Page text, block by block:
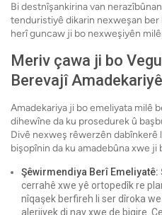
Bi destnîşankirina van
tenduristiyê dikarin nexweşan
herî guncaw ji bo nexweşiyên
Meriv çawa ji bo
Berevajî
Amadekariya ji bo emeliyata milê
dihewîne da ku prosedurek û
Divê nexweş rêwerzên
bişopînin da ku amadebûna xwe
Şêwirmendiya Berî Emeliyatê:
cerrahê xwe yê ortopedîk re
nîqaşek berfireh li ser dîroka
alerjiyek di nav xwe de bigire.